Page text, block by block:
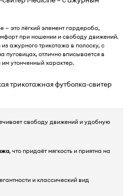
— это лёгкий элемент гардероба,
при ношении и свободу движений.
ажурного трикотажа в полоску, с
пуговицах, отлично вписывается в
утонченный характер.
трикотажная футболка-свитер
свободу движений и удобную
, что придаёт мягкость и приятна на
и классический вид